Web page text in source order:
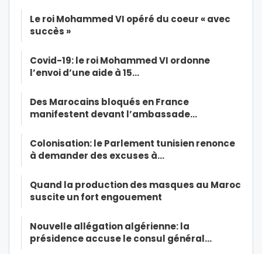
Le roi Mohammed VI opéré du coeur « avec
succès »
Covid-19: le roi Mohammed VI ordonne
l’envoi d’une aide à 15…
Des Marocains bloqués en France
manifestent devant l’ambassade…
Colonisation: le Parlement tunisien renonce
à demander des excuses à…
Quand la production des masques au Maroc
suscite un fort engouement
Nouvelle allégation algérienne: la
présidence accuse le consul général…